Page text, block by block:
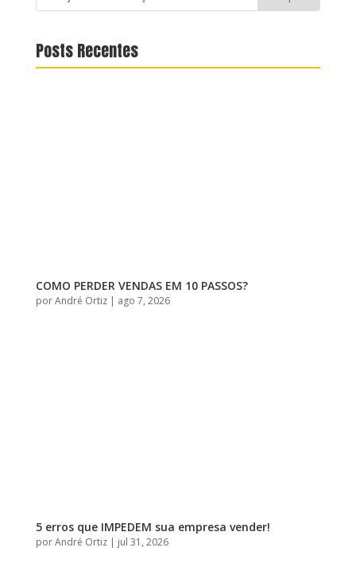
Posts Recentes
COMO PERDER VENDAS EM 10 PASSOS?
porAndré Ortiz| ago 7, 2026
5 erros que IMPEDEM sua empresa vender!
porAndré Ortiz| jul 31, 2026